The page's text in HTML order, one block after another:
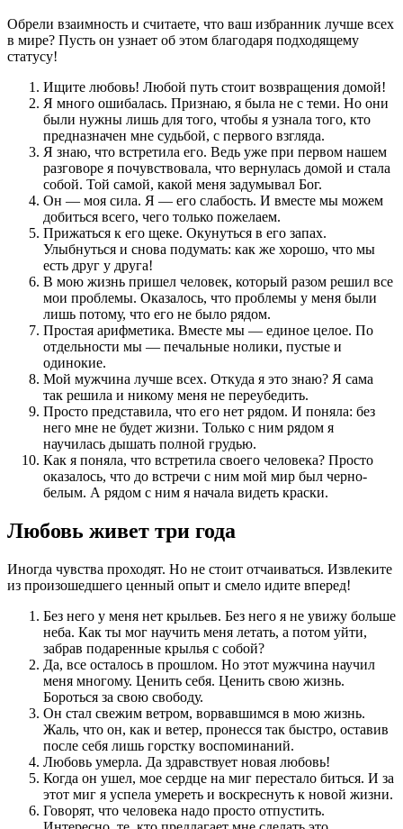
Обрели взаимность и считаете, что ваш избранник лучше всех
в мире? Пусть он узнает об этом благодаря подходящему
статусу!
Ищите любовь! Любой путь стоит возвращения домой!
Я много ошибалась. Признаю, я была не с теми. Но они
были нужны лишь для того, чтобы я узнала того, кто
предназначен мне судьбой, с первого взгляда.
Я знаю, что встретила его. Ведь уже при первом нашем
разговоре я почувствовала, что вернулась домой и стала
собой. Той самой, какой меня задумывал Бог.
Он — моя сила. Я — его слабость. И вместе мы можем
добиться всего, чего только пожелаем.
Прижаться к его щеке. Окунуться в его запах.
Улыбнуться и снова подумать: как же хорошо, что мы
есть друг у друга!
В мою жизнь пришел человек, который разом решил все
мои проблемы. Оказалось, что проблемы у меня были
лишь потому, что его не было рядом.
Простая арифметика. Вместе мы — единое целое. По
отдельности мы — печальные нолики, пустые и
одинокие.
Мой мужчина лучше всех. Откуда я это знаю? Я сама
так решила и никому меня не переубедить.
Просто представила, что его нет рядом. И поняла: без
него мне не будет жизни. Только с ним рядом я
научилась дышать полной грудью.
Как я поняла, что встретила своего человека? Просто
оказалось, что до встречи с ним мой мир был черно-
белым. А рядом с ним я начала видеть краски.
Любовь живет три года
Иногда чувства проходят. Но не стоит отчаиваться. Извлеките
из произошедшего ценный опыт и смело идите вперед!
Без него у меня нет крыльев. Без него я не увижу больше
неба. Как ты мог научить меня летать, а потом уйти,
забрав подаренные крылья с собой?
Да, все осталось в прошлом. Но этот мужчина научил
меня многому. Ценить себя. Ценить свою жизнь.
Бороться за свою свободу.
Он стал свежим ветром, ворвавшимся в мою жизнь.
Жаль, что он, как и ветер, пронесся так быстро, оставив
после себя лишь горстку воспоминаний.
Любовь умерла. Да здравствует новая любовь!
Когда он ушел, мое сердце на миг перестало биться. И за
этот миг я успела умереть и воскреснуть к новой жизни.
Говорят, что человека надо просто отпустить.